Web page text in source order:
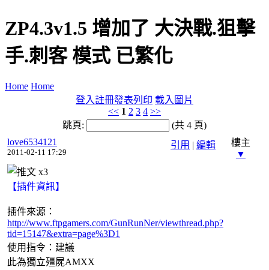
ZP4.3v1.5 增加了 大決戰.狙擊
手.刺客 模式 已繁化
Home Home
登入註冊發表列印 載入圖片
<< 1 2 3 4 >>
跳頁:
(共 4 頁)
引用 | 編輯
love6534121
2011-02-11 17:29
樓主
▼
x3
【插件資訊】
插件來源：
http://www.ftpgamers.com/GunRunNer/viewthread.php?
tid=15147&extra=page%3D1
使用指令：建議
此為獨立殭屍AMXX